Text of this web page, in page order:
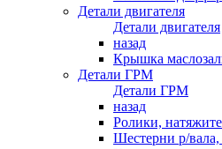
Детали двигателя
Детали двигателя
назад
Крышка
Детали ГРМ
Детали ГРМ
назад
Ролики,
Шестерни р/вала,